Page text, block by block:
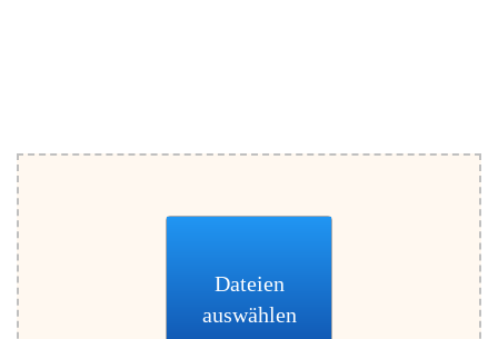
Dateien
auswählen